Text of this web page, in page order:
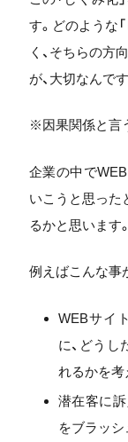
す。どのような
く、そちらの方
が、大切なんです
※因果関係と言
企業の中で
いこうと思った
るかと思います。
例えばこんな事
WEBサイ
に、どう
れるかを考
潜在客に
をブラッ